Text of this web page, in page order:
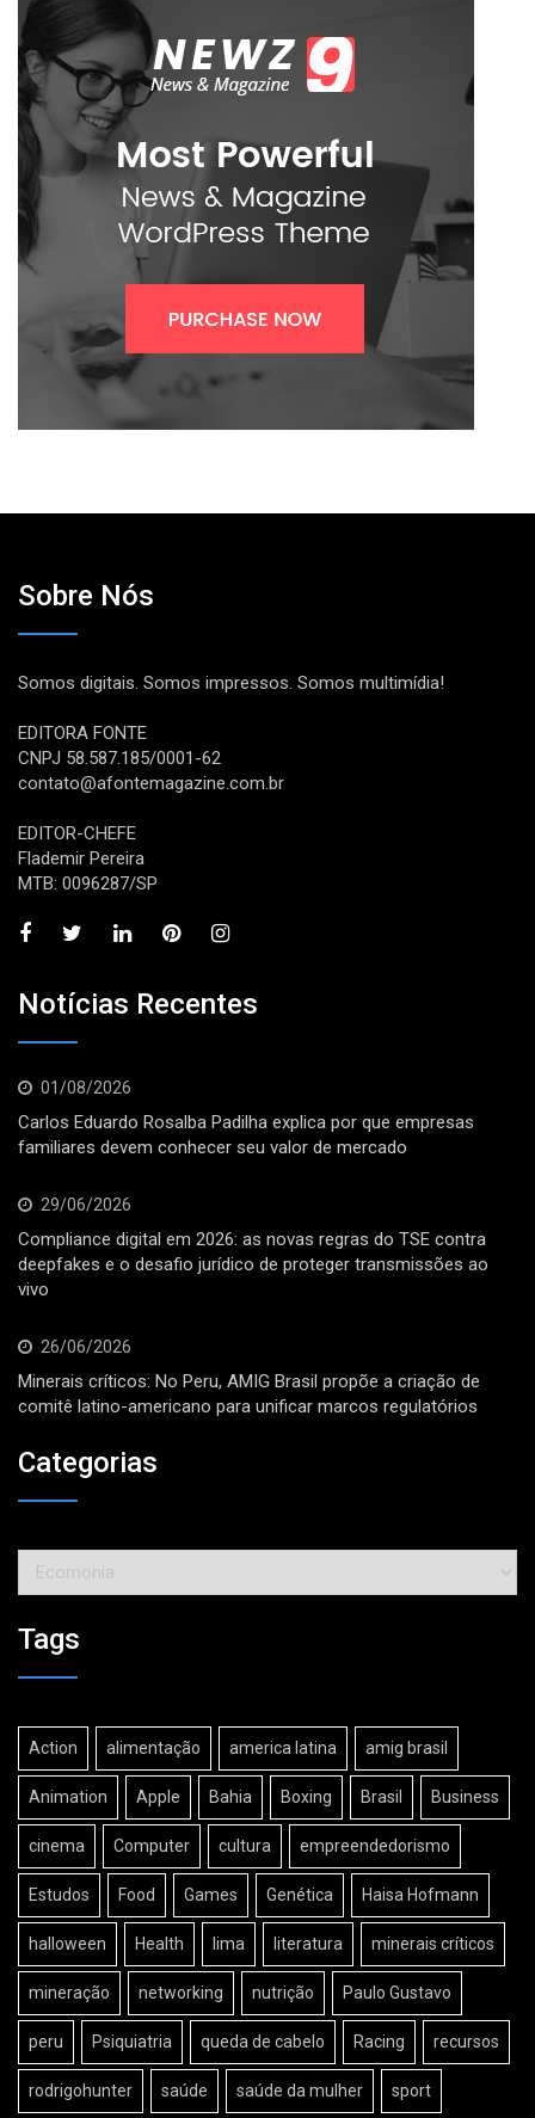
Sobre Nós
Somos digitais. Somos impressos. Somos multimídia!
EDITORA FONTE
CNPJ 58.587.185/0001-62
contato@afontemagazine.com.br
EDITOR-CHEFE
Flademir Pereira
MTB: 0096287/SP
Notícias Recentes
01/08/2026
Carlos Eduardo Rosalba Padilha explica por que empresas
familiares devem conhecer seu valor de mercado
29/06/2026
Compliance digital em 2026: as novas regras do TSE contra
deepfakes e o desafio jurídico de proteger transmissões ao
vivo
26/06/2026
Minerais críticos: No Peru, AMIG Brasil propõe a criação de
comitê latino-americano para unificar marcos regulatórios
Categorias
Categorias
Tags
Action alimentação america latina amig brasil
Animation Apple Bahia Boxing Brasil Business
cinema Computer cultura empreendedorismo
Estudos Food Games Genética Haisa Hofmann
halloween Health lima literatura minerais críticos
mineração networking nutrição Paulo Gustavo
peru Psiquiatria queda de cabelo Racing recursos
rodrigohunter saúde saúde da mulher sport